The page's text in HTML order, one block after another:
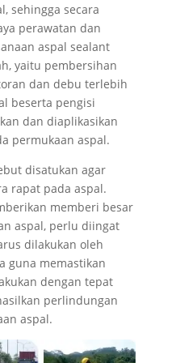
sehingga secara
perawatan dan
aspal sealant
yaitu pembersihan
dan debu terlebih
beserta pengisi
dan diaplikasikan
permukaan aspal.
disatukan agar
rapat pada aspal.
memberi besar
aspal, perlu diingat
dilakukan oleh
guna memastikan
dengan tepat
perlindungan
aspal.